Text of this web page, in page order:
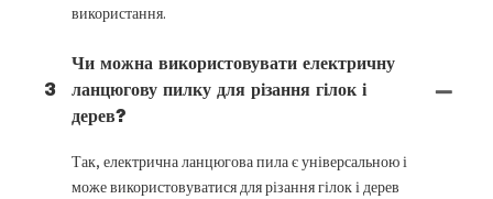
використання.
3
Чи можна використовувати електричну
ланцюгову пилку для різання гілок і
дерев?
Так, електрична ланцюгова пила є універсальною і
може використовуватися для різання гілок і дерев